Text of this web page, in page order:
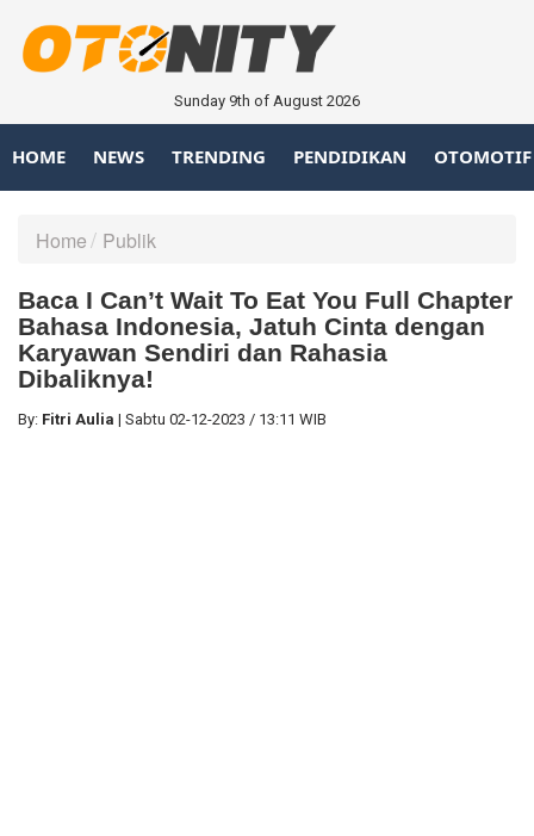
Sunday 9th of August 2026
HOME NEWS TRENDING PENDIDIKAN OTOMOTIF
Home Publik
Baca I Can’t Wait To Eat You Full Chapter
Bahasa Indonesia, Jatuh Cinta dengan
Karyawan Sendiri dan Rahasia
Dibaliknya!
By: Fitri Aulia | Sabtu 02-12-2023 / 13:11 WIB